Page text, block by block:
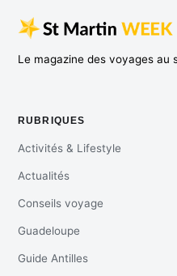
Le magazine des voyages au
RUBRIQUES
Activités & Lifestyle
Actualités
Conseils voyage
Guadeloupe
Guide Antilles